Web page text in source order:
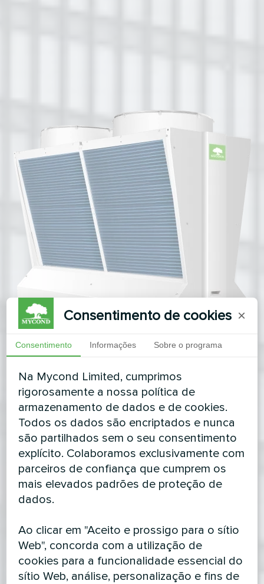
Consentimento de cookies ×
Consentimento Informações Sobre o programa
Na Mycond Limited, cumprimos
rigorosamente a nossa política de
armazenamento de dados e de cookies.
Todos os dados são encriptados e nunca
são partilhados sem o seu consentimento
explícito. Colaboramos exclusivamente com
parceiros de confiança que cumprem os
mais elevados padrões de proteção de
dados.
Ao clicar em "Aceito e prossigo para o sítio
Web", concorda com a utilização de
cookies para a funcionalidade essencial do
sítio Web, análise, personalização e fins de